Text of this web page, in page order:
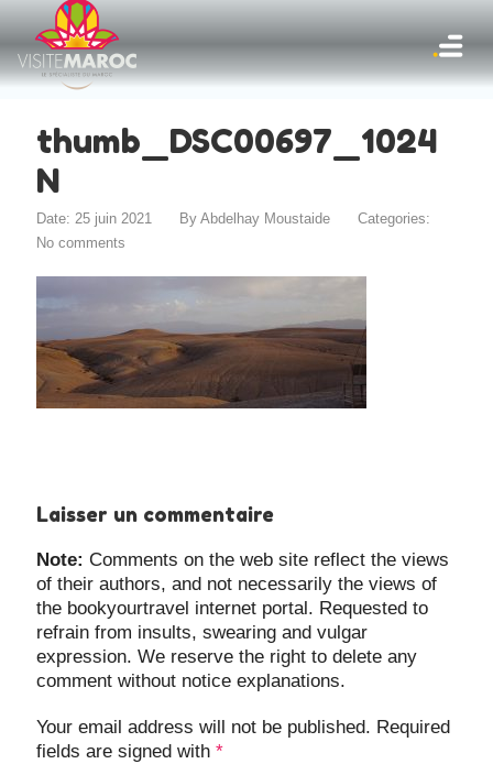
thumb_DSC00697_1024
N
Date: 25 juin 2021 ByAbdelhay Moustaide
Categories:
No comments
Laisser un commentaire
Note: Comments on the web site reflect the views
of their authors, and not necessarily the views of
the bookyourtravel internet portal. Requested to
refrain from insults, swearing and vulgar
expression. We reserve the right to delete any
comment without notice explanations.
Your email address will not be published. Required
fields are signed with*